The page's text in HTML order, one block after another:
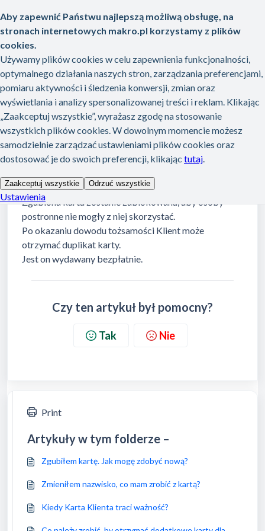
Strona główna Baza wiedzy
Moja karta MAKRO
Moja karta MAKRO
... Zgubiłem kartę. Jak mogę zdobyć nową?
Zgubiłem kartę. Jak mogę zdobyć
nową?
Klienta, w hali, w której dokonywana była rejestracja.
Zgubiona karta zostanie zablokowana, aby osoby
postronne nie mogły z niej skorzystać.
Po okazaniu dowodu tożsamości Klient może
otrzymać duplikat karty.
Jest on wydawany bezpłatnie.
Czy ten artykuł był pomocny?
Tak Nie
Print
Artykuły w tym folderze –
Zgubiłem kartę. Jak mogę zdobyć nową?
Zmieniłem nazwisko, co mam zrobić z kartą?
Kiedy Karta Klienta traci ważność?